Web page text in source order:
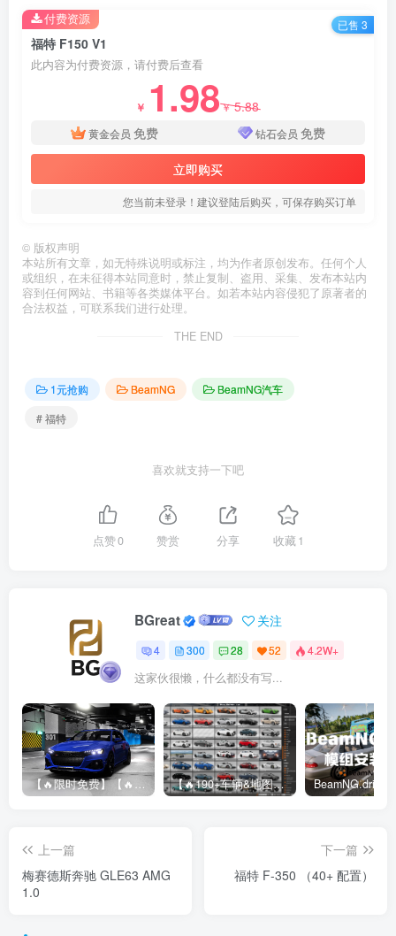
福特 F150 V1
此内容为付费资源，请付费后查看
￥ 1.98￥5.88
黄金会员 免费 钻石会员 免费
立即购买
您当前未登录！建议登陆后购买，可保存购买订单
付费资源 已售 3
© 版权声明
本站所有文章，如无特殊说明或标注，均为作者原创发布。任何个人
或组织，在未征得本站同意时，禁止复制、盗用、采集、发布本站内
容到任何网站、书籍等各类媒体平台。如若本站内容侵犯了原著者的
合法权益，可联系我们进行处理。
THE END
1元抢购 BeamNG
BeamNG汽车
# 福特
喜欢就支持一下吧
点赞0 赞赏 分享 收藏 1
BGreat 关注
4 300 28 52 4.2W+
这家伙很懒，什么都没有写...
【🔥限时免费】【🔥超高质模组】2022 奥迪 A4/S4/RS4 Avant 2.61 【🔥190+车辆&地图】BeamNG整合包
上一篇
梅赛德斯奔驰 GLE63 AMG
1.0
下一篇
福特 F-350 （40+ 配置）